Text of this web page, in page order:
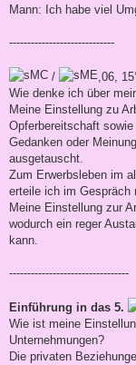
Mann: Ich habe viel
-----------------------------
/
,06,
Wie denke ich über
Meine Einstellung zu
Opferbereitschaft
Gedanken oder
ausgetauscht.
Zum Erwerbsleben im
erteile ich im Gespräch
Meine Einstellung zur
wodurch ein reger
kann.
---------------------------------
Einführung in das 5.
Wie ist meine
Unternehmungen?
Die privaten